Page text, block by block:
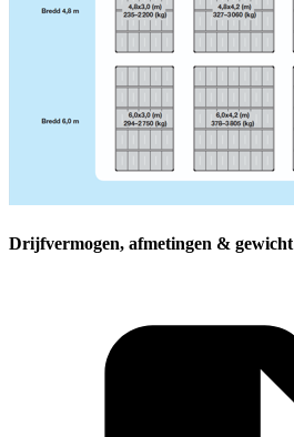
Drijfvermogen, afmetingen & gewicht